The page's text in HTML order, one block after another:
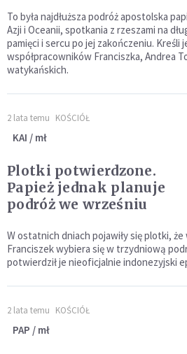
To była najdłuższa podróż apostolska
Azji i Oceanii, spotkania z rzeszami na
pamięci i sercu po jej zakończeniu. Kreśli
współpracowników Franciszka, Andrea
watykańskich.
2 lata temu KOŚCIÓŁ
KAI / mł
Plotki potwierdzone.
Papież jednak planuje
podróż we wrześniu
W ostatnich dniach pojawiły się plotki,
Franciszek wybiera się w trzydniową
potwierdził je nieoficjalnie indonezyjski
2 lata temu KOŚCIÓŁ
PAP / mł